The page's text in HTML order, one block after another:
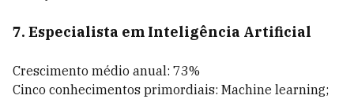
7. Especialista em Inteligência Artificial
Crescimento médio anual: 73%
Cinco conhecimentos primordiais: Machine learning;